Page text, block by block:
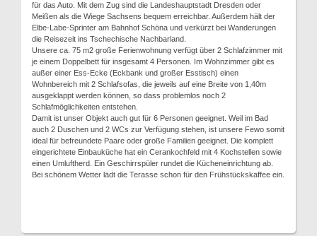
für das Auto. Mit dem Zug sind die Landeshauptstadt Dresden oder
Meißen als die Wiege Sachsens bequem erreichbar. Außerdem hält der
Elbe-Labe-Sprinter am Bahnhof Schöna und verkürzt bei Wanderungen
die Reisezeit ins Tschechische Nachbarland.
Unsere ca. 75 m2 große Ferienwohnung verfügt über 2 Schlafzimmer mit
je einem Doppelbett für insgesamt 4 Personen. Im Wohnzimmer gibt es
außer einer Ess-Ecke (Eckbank und großer Esstisch) einen
Wohnbereich mit 2 Schlafsofas, die jeweils auf eine Breite von 1,40m
ausgeklappt werden können, so dass problemlos noch 2
Schlafmöglichkeiten entstehen.
Damit ist unser Objekt auch gut für 6 Personen geeignet. Weil im Bad
auch 2 Duschen und 2 WCs zur Verfügung stehen, ist unsere Fewo somit
ideal für befreundete Paare oder große Familien geeignet. Die komplett
eingerichtete Einbauküche hat ein Cerankochfeld mit 4 Kochstellen sowie
einen Umluftherd. Ein Geschirrspüler rundet die Kücheneinrichtung ab.
Bei schönem Wetter lädt die Terasse schon für den Frühstückskaffee ein.